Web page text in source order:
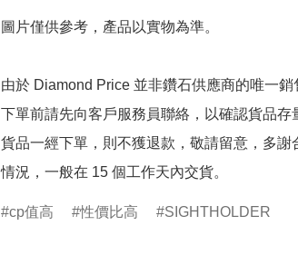
圖片僅供參考，產品以實物為準。
由於 Diamond Price 並非鑽石供應商的唯一銷
下單前請先向客戶服務員聯絡，以確認貨品存
貨品一經下單，則不獲退款，敬請留意，多謝
情況，一般在 15 個工作天內交貨。
cp值高 性價比高 SIGHTHOLDER